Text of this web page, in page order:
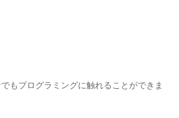
もプログラミングに触れることができま